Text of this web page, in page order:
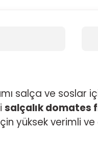
salça ve
salçalık domates
yüksek verimli ve